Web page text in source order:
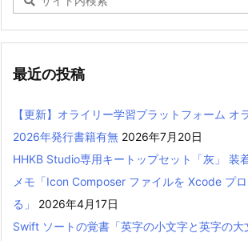
最近の投稿
【更新】オライリー学習プラットフォーム オ
2026年発行書籍有無 2026年7月20日
HHKB Studio専用キートップセット「灰」 装
メモ「Icon Composer ファイルを Xcode プ
る」
2026年4月17日
Swift ソートの覚書「英字の小文字と英字の大